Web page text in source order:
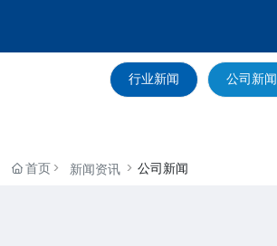
行业新闻 公司新闻
首页 新闻资讯 公司新闻